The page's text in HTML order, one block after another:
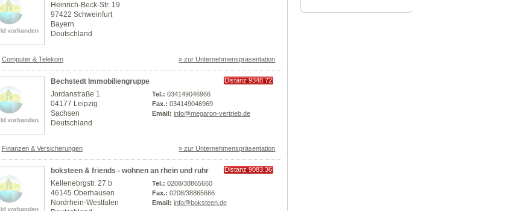
Heinrich-Beck-Str. 19
97422 Schweinfurt
Bayern
Deutschland
Computer & Telekom » zur Unternehmenspräsentation
Bechstedt Immobiliengruppe
Distanz 9348.72
Jordanstraße 1
04177 Leipzig
Sachsen
Deutschland
Tel.: 034149046966
Fax.: 034149046969
Email: info@megaron-vertrieb.de
Finanzen & Versicherungen » zur Unternehmenspräsentation
boksteen & friends - wohnen an rhein und ruhr
Distanz 9083.36
Kellenebrgstr. 27 b
46145 Oberhausen
Nordrhein-Westfalen
Tel.: 0208/38865660
Fax.: 0208/38865666
Email: info@boksteen.de